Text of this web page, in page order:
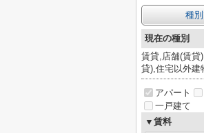
種
現在の種別
賃貸,店舗(賃貸
貸),住宅以外建
アパート
一戸建て
▼賃料